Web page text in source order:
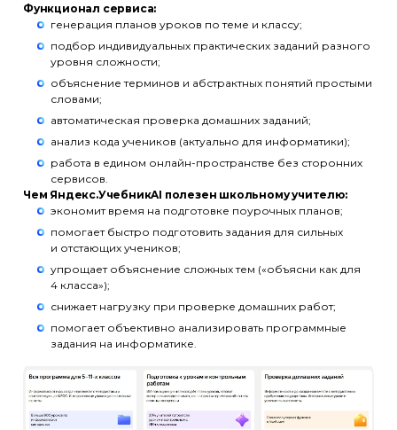
Функционал сервиса:
генерация планов уроков по теме и классу;
подбор индивидуальных практических заданий разного
уровня сложности;
объяснение терминов и абстрактных понятий простыми
словами;
автоматическая проверка домашних заданий;
анализ кода учеников (актуально для информатики);
работа в едином онлайн-пространстве без сторонних
сервисов.
Чем Яндекс.УчебникAI полезен школьному учителю:
экономит время на подготовке поурочных планов;
помогает быстро подготовить задания для сильных
и отстающих учеников;
упрощает объяснение сложных тем («объясни как для
4 класса»);
снижает нагрузку при проверке домашних работ;
помогает объективно анализировать программные
задания на информатике.